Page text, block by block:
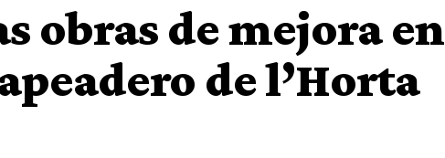
obras de mejora en
de l’Horta